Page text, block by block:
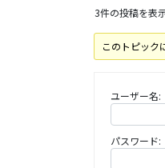
3件の投稿を表
このトピック
ユーザー名:
パスワード: